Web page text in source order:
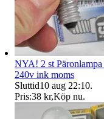
NYA! 2 st
240v ink moms
Sluttid10 aug 22:10.
Pris:38 kr,Köp nu.